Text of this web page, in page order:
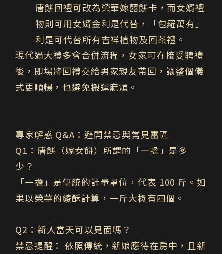
唐餅回禮可改為榮華嫁囍餅卡，而女婿禮
物則可用女婿金利是代替，「包羅萬有」
利是可代替所有吉祥植物及回茶禮。
現代過大禮多會合併流程，女家可在接受聘禮
後，即場將回禮交給男家親友帶回，讓整個儀
式更順暢，也避免搬運麻煩。
專家解惑 Q&A：避開禁忌與常見雷區
Q1： 唐餅（嫁女餅）所謂的「一擔」是多
少？
「一擔」是傳統的計量單位，代表 100 斤。如
果以榮華的綾酥計算，一斤大概有四個。
Q2 ：新人當天可以見面嗎？
禁忌提醒： 依照傳統，新娘應待在房中，且新